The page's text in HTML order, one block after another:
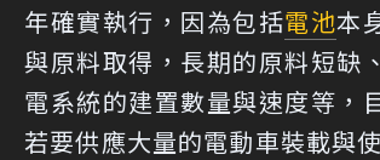
年確實執行，因為包括電池本
與原料取得，長期的原料短缺
電系統的建置數量與速度等，
若要供應大量的電動車裝載與